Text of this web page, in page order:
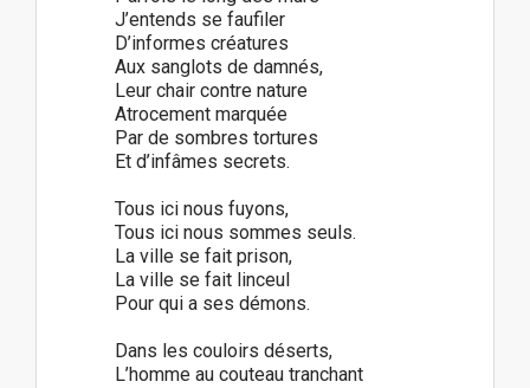
J’entends se faufiler
D’informes créatures
Aux sanglots de damnés,
Leur chair contre nature
Atrocement marquée
Par de sombres tortures
Et d’infâmes secrets.
Tous ici nous fuyons,
Tous ici nous sommes seuls.
La ville se fait prison,
La ville se fait linceul
Pour qui a ses démons.
Dans les couloirs déserts,
L’homme au couteau tranchant